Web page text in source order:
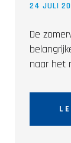
24 JULI
De
naar het